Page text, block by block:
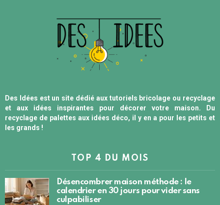
Des Idées est un site dédié aux tutoriels bricolage ou recyclage
et aux idées inspirantes pour décorer votre maison. Du
recyclage de palettes aux idées déco, il y en a pour les petits et
les grands !
TOP 4 DU MOIS
Désencombrer maison méthode : le
calendrier en 30 jours pour vider sans
culpabiliser